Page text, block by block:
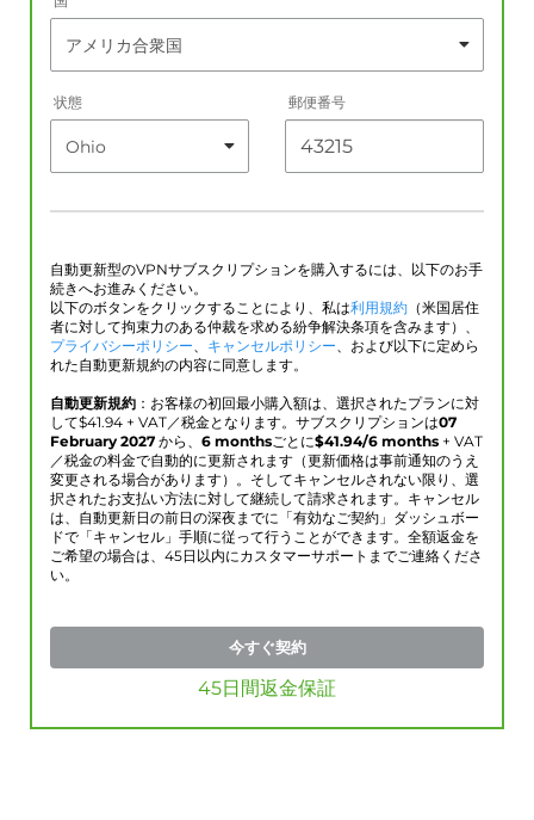
状態 郵便番号
自動更新型のVPNサブスクリプションを購入するには、以下のお手
続きへお進みください。
以下のボタンをクリックすることにより、私は利用規約 （米国居住
者に対して拘束力のある仲裁を求める紛争解決条項を含みます）、
プライバシーポリシー、 キャンセルポリシー、および以下に定めら
れた自動更新規約の内容に同意します。
自動更新規約 ：お客様の初回最小購入額は、選択されたプランに対
して$41.94 + VAT／税金となります。サブスクリプションは07
February 2027 から、 6 monthsごとに$41.94/6 months + VAT
／税金の料金で自動的に更新されます（更新価格は事前通知のうえ
変更される場合があります）。そしてキャンセルされない限り、選
択されたお支払い方法に対して継続して請求されます。キャンセル
は、自動更新日の前日の深夜までに「有効なご契約」ダッシュボー
ドで「キャンセル」手順に従って行うことができます。全額返金を
ご希望の場合は、45日以内にカスタマーサポートまでご連絡くださ
い。
今すぐ契約
45日間返金保証